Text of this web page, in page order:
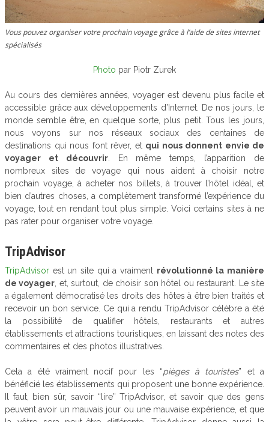
Vous pouvez organiser votre prochain voyage grâce à l’aide de sites internet
spécialisés
Photo par Piotr Zurek
Au cours des dernières années, voyager est devenu plus facile et
accessible grâce aux développements d’Internet. De nos jours, le
monde semble être, en quelque sorte, plus petit. Tous les jours,
nous voyons sur nos réseaux sociaux des centaines de
destinations qui nous font rêver, et qui nous donnent envie de
voyager et découvrir. En même temps, l’apparition de
nombreux sites de voyage qui nous aident à choisir notre
prochain voyage, à acheter nos billets, à trouver l’hôtel idéal, et
bien d’autres choses, a complètement transformé l’expérience du
voyage, tout en rendant tout plus simple. Voici certains sites à ne
pas rater pour organiser votre voyage.
TripAdvisor
TripAdvisor est un site qui a vraiment révolutionné la manière
de voyager , et, surtout, de choisir son hôtel ou restaurant. Le site
a également démocratisé les droits des hôtes à être bien traités et
recevoir un bon service. Ce qui a rendu TripAdvisor célèbre a été
la possibilité de qualifier hôtels, restaurants et autres
établissements et attractions touristiques, en laissant des notes des
commentaires et des photos illustratives.
Cela a été vraiment nocif pour les “pièges à touristes” et a
bénéficié les établissements qui proposent une bonne expérience.
Il faut, bien sûr, savoir “lire” TripAdvisor, et savoir que des gens
peuvent avoir un mauvais jour ou une mauvaise expérience, et que